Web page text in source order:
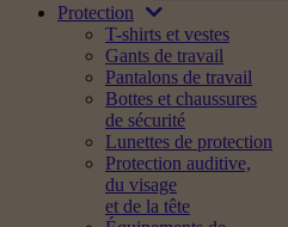
Protection
T-shirts et vestes
Gants de travail
Pantalons de travail
Bottes et chaussures
de sécurité
Lunettes de protection
Protection auditive,
du visage
et de la tête